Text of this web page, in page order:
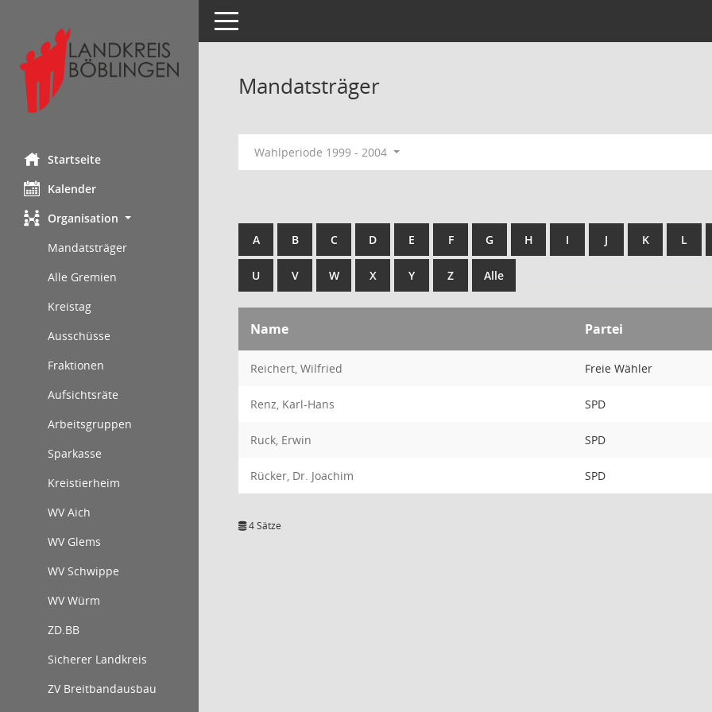
Startseite
Kalender
Organisation
Mandatsträger
Alle Gremien
Kreistag
Ausschüsse
Fraktionen
Aufsichtsräte
Arbeitsgruppen
Sparkasse
Kreistierheim
WV Aich
WV Glems
WV Schwippe
WV Würm
ZD.BB
Sicherer Landkreis
ZV Breitbandausbau
Toggle navigation
Mandatsträger
Wahlperiode 1999 - 2004
A B C D E F G H I J K L
U V W X Y Z Alle
Name Partei
Reichert, Wilfried Freie Wähler
Renz, Karl-Hans SPD
Ruck, Erwin SPD
Rücker, Dr. Joachim SPD
4 Sätze